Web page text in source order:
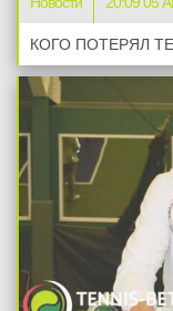
КОГО ПОТЕРЯЛ